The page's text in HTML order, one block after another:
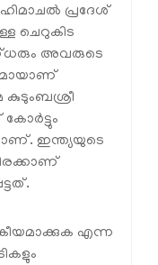
പ്രദേശ്
ചെറുകിട
അവരുടെ
കുടുംബശ്രീ
ഇന്ത്യയുടെ
എന്ന